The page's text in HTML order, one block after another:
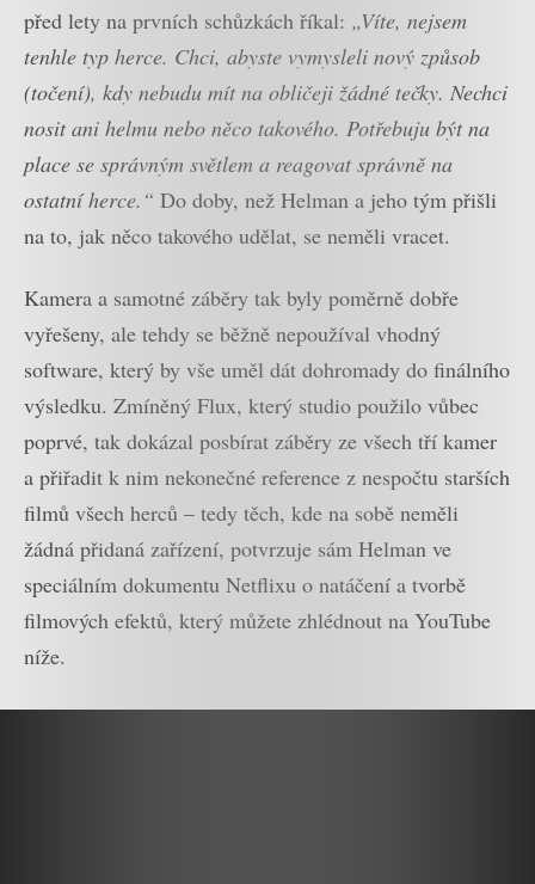
před lety na prvních schůzkách říkal: „Víte, nejsem
tenhle typ herce. Chci, abyste vymysleli nový způsob
(točení), kdy nebudu mít na obličeji žádné tečky. Nechci
nosit ani helmu nebo něco takového. Potřebuju být na
place se správným světlem a reagovat správně na
ostatní herce.“ Do doby, než Helman a jeho tým přišli
na to, jak něco takového udělat, se neměli vracet.
Kamera a samotné záběry tak byly poměrně dobře
vyřešeny, ale tehdy se běžně nepoužíval vhodný
software, který by vše uměl dát dohromady do finálního
výsledku. Zmíněný Flux, který studio použilo vůbec
poprvé, tak dokázal posbírat záběry ze všech tří kamer
a přiřadit k nim nekonečné reference z nespočtu starších
filmů všech herců – tedy těch, kde na sobě neměli
žádná přidaná zařízení, potvrzuje sám Helman ve
speciálním dokumentu Netflixu o natáčení a tvorbě
filmových efektů, který můžete zhlédnout na YouTube
níže.